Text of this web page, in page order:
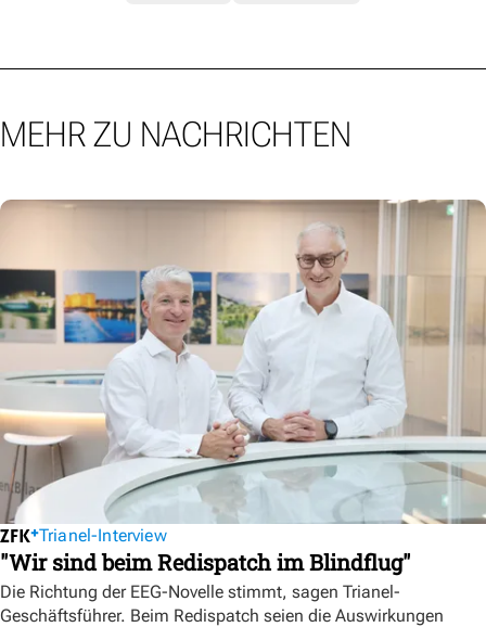
MEHR ZU NACHRICHTEN
Trianel-Interview
"Wir sind beim Redispatch im Blindflug"
Die Richtung der EEG-Novelle stimmt, sagen Trianel-
Geschäftsführer. Beim Redispatch seien die Auswirkungen